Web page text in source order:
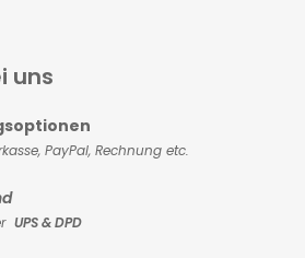
uns
PayPal, Rechnung etc.
UPS & DPD